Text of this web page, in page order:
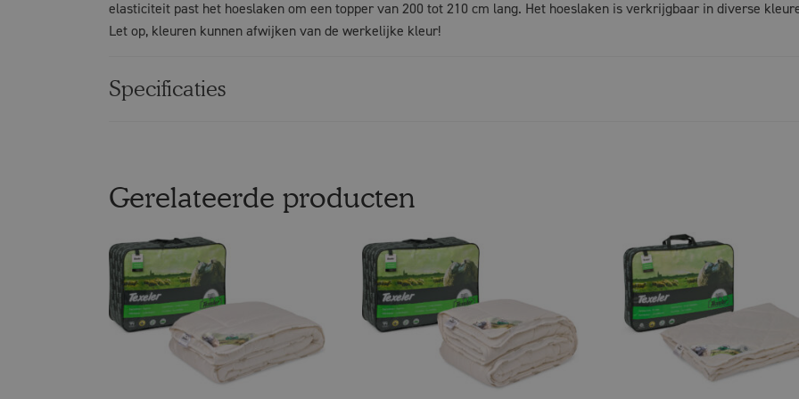
elasticiteit past het hoeslaken om een topper van 200 tot 210 cm lang. Het hoeslaken is verkrijgbaar in diverse
Let op, kleuren kunnen afwijken van de werkelijke kleur!
Specificaties
Gerelateerde producten